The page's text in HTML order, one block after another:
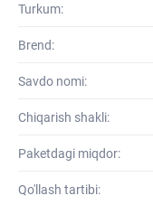
Turkum:
Brend:
Savdo nomi:
Chiqarish shakli:
Paketdagi miqdor:
Qo'llash tartibi: